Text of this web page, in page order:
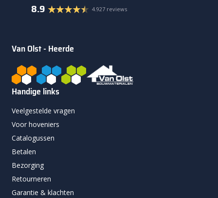
8.9 4.927 reviews
Van Olst - Heerde
Handige links
Veelgestelde vragen
Voor hoveniers
Catalogussen
Betalen
Bezorging
Retourneren
Garantie & klachten